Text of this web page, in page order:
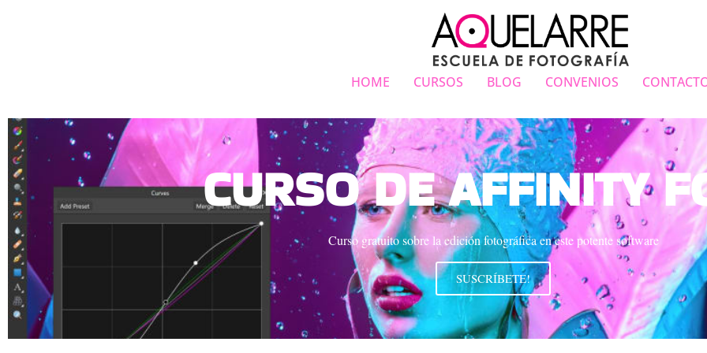
HOME CURSOS BLOG CONVENIOS
CURSO DE AFFINITY
Curso gratuito sobre la edición fotográfica en este potente software
SUSCRÍBETE!